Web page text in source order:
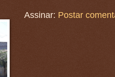
Assinar: Postar